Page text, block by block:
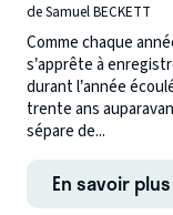
de Samuel BECKETT
Comme chaque
s’apprête à
durant l’année
trente ans
sépare de...
En savoir plus